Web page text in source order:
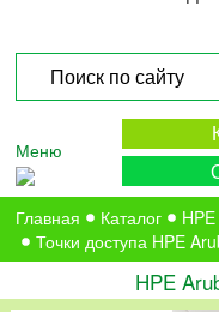
Меню
Главная Каталог HPE
Точки доступа HPE
HPE